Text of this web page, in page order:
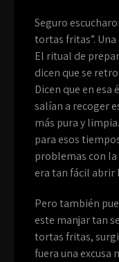
Seguro
tortas fritas”.
El ritual de
dicen que se
Dicen que en esa
salían a recoger
más pura y
para esos
problemas con la
era tan fácil abrir
Pero también
este manjar tan
tortas fritas,
fuera una excusa